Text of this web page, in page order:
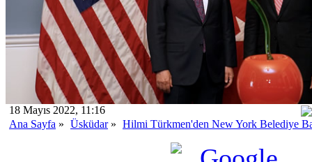
18 Mayıs 2022, 11:16
Ana Sayfa » Üsküdar» Hilmi Türkmen'den New York Belediye